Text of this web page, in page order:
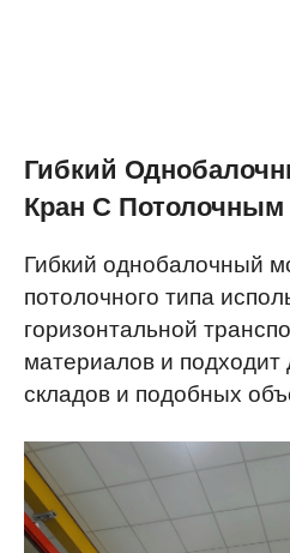
Гибкий
Кран С
Гибкий однобалочный
потолочного типа
горизонтальной
материалов и подходит
складов и подобных